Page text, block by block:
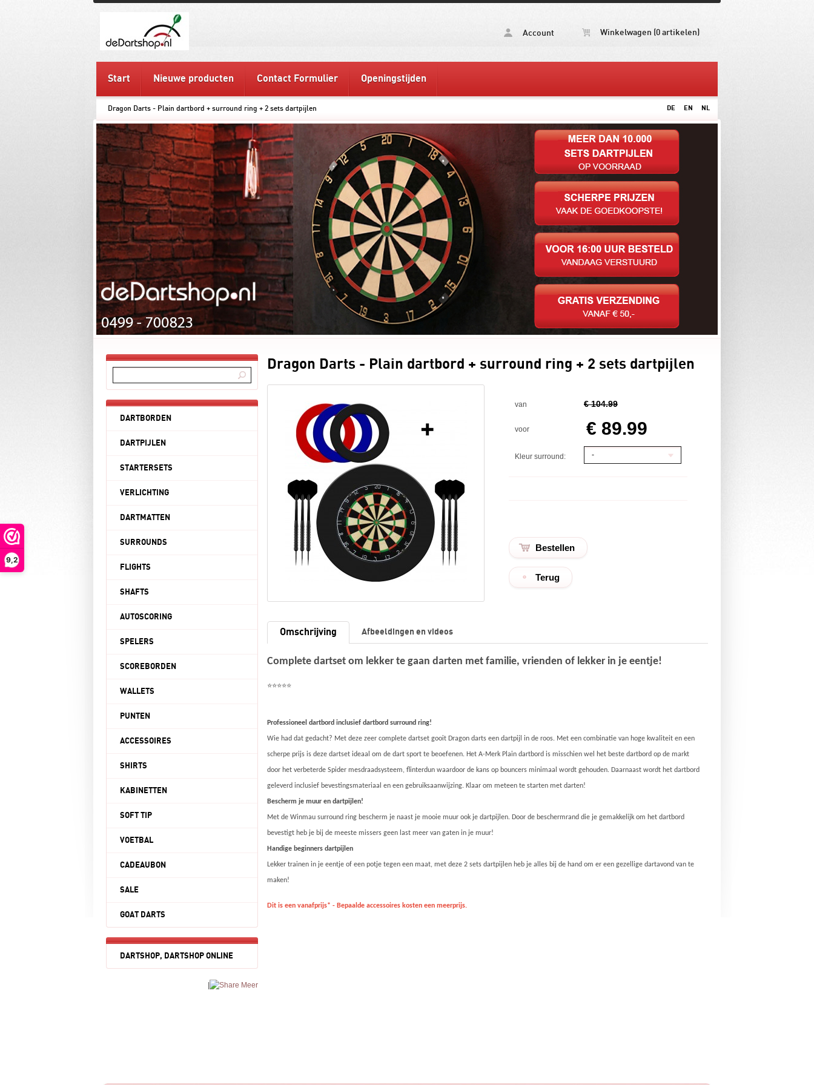
9,2
Account Winkelwagen (0 artikelen)
Start Nieuwe producten Contact Formulier Openingstijden
Dragon Darts - Plain dartbord + surround ring + 2 sets dartpijlen DE EN NL
DARTBORDEN
DARTPIJLEN
STARTERSETS
VERLICHTING
DARTMATTEN
SURROUNDS
FLIGHTS
SHAFTS
AUTOSCORING
SPELERS
SCOREBORDEN
WALLETS
PUNTEN
ACCESSOIRES
SHIRTS
KABINETTEN
SOFT TIP
VOETBAL
CADEAUBON
SALE
GOAT DARTS
DARTSHOP, DARTSHOP ONLINE
Meer
Dragon Darts - Plain dartbord + surround ring + 2 sets dartpijlen
van € 104.99
voor € 89.99
Kleur surround: -
Terug
Omschrijving Afbeeldingen en videos
Complete dartset om lekker te gaan darten met familie, vrienden of lekker in je eentje!
⭐⭐⭐⭐⭐
Professioneel dartbord inclusief dartbord surround ring!
Wie had dat gedacht? Met deze zeer complete dartset gooit Dragon darts een dartpijl in de roos. Met een combinatie van hoge kwaliteit en een
scherpe prijs is deze dartset ideaal om de dart sport te beoefenen. Het A-Merk Plain dartbord is misschien wel het beste dartbord op de markt
door het verbeterde Spider mesdraadsysteem, flinterdun waardoor de kans op bouncers minimaal wordt gehouden. Daarnaast wordt het dartbord
geleverd inclusief bevestingsmateriaal en een gebruiksaanwijzing. Klaar om meteen te starten met darten!
Bescherm je muur en dartpijlen!
Met de Winmau surround ring bescherm je naast je mooie muur ook je dartpijlen. Door de beschermrand die je gemakkelijk om het dartbord
bevestigt heb je bij de meeste missers geen last meer van gaten in je muur!
Handige beginners dartpijlen
Lekker trainen in je eentje of een potje tegen een maat, met deze 2 sets dartpijlen heb je alles bij de hand om er een gezellige dartavond van te
maken!
Dit is een vanafprijs* - Bepaalde accessoires kosten een meerprijs.